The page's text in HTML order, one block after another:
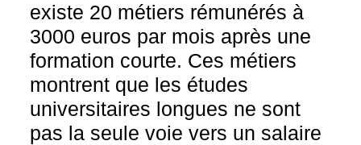
existe 20 métiers rémunérés à
3000 euros par mois après une
formation courte. Ces métiers
montrent que les études
universitaires longues ne sont
pas la seule voie vers un salaire